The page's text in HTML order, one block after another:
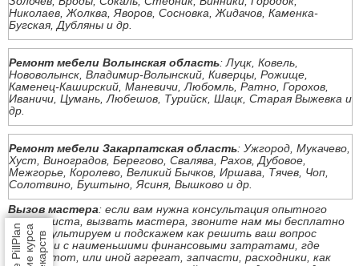
Николаев, Жолква, Яворов, Сосновка, Жидачов, Каменка-
Бугская, Дубляны и др.
Ремонт мебели Волынская область: Луцк, Ковель,
Нововолынск, Владимир-Волынский, Киверцы, Рожище,
Каменец-Каширский, Маневичи, Любомль, Ратно, Горохов,
Иваничи, Цумань, Любешов, Турийск, Шацк, Старая Выжевка и
др.
Ремонт мебели Закарпатская область: Ужгород, Мукачево,
Хуст, Виноградов, Берегово, Свалява, Рахов, Дубовое,
Межгорье, Королево, Великий Бычков, Иршава, Тячев, Чоп,
Солотвино, Буштыно, Ясиня, Вышково и др.
Вызов мастера: если вам нужна консультация опытного
специалиста, вызвать мастера, звоните нам мы бесплатно
проконсультируем и подскажем как решить ваш вопрос
быстро и с наименьшими финансовыми затратами, где
купить тот, или иной агрегат, запчасти, расходники, как